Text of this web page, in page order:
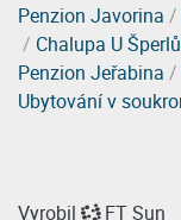
Penzion Javorina /
/ Chalupa U Šperlů
Penzion Jeřabina /
Ubytování v
Vyrobil FT Sun